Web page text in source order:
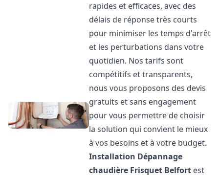
rapides et efficaces, avec des
délais de réponse très courts
pour minimiser les temps d'arrêt
et les perturbations dans votre
quotidien. Nos tarifs sont
compétitifs et transparents,
nous vous proposons des devis
gratuits et sans engagement
pour vous permettre de choisir
la solution qui convient le mieux
à vos besoins et à votre budget.
Installation Dépannage
chaudière Frisquet Belfort est